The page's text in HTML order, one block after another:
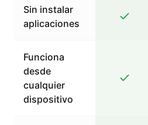
Sin instalar
aplicaciones
Funciona
desde
cualquier
dispositivo